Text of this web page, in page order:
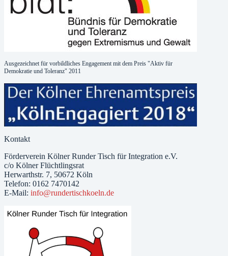
Ausgezeichnet für vorbildliches Engagement mit dem Preis "Aktiv für
Demokratie und Toleranz" 2011
Kontakt
Förderverein Kölner Runder Tisch für Integration e.V.
c/o Kölner Flüchtlingsrat
Herwarthstr. 7, 50672 Köln
Telefon: 0162 7470142
E-Mail: info@rundertischkoeln.de